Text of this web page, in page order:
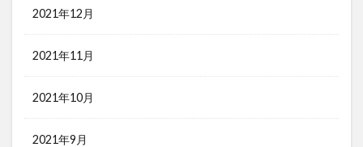
2021年12月
2021年11月
2021年10月
2021年9月